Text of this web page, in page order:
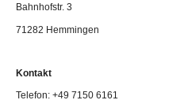
Bahnhofstr. 3
71282 Hemmingen
Kontakt
Telefon: +49 7150 6161